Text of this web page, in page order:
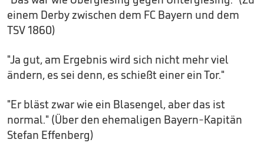
einem Derby zwischen dem FC Bayern und dem
TSV 1860)
"Ja gut, am Ergebnis wird sich nicht mehr viel
ändern, es sei denn, es schießt einer ein Tor."
"Er bläst zwar wie ein Blasengel, aber das ist
normal." (Über den ehemaligen Bayern-Kapitän
Stefan Effenberg)